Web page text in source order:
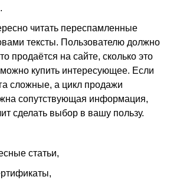
читать переспамленные
тексты. Пользователю должно
продаётся на сайте, сколько это
можно купить интересующее. Если
сложные, а цикл продажи
сопутствующая информация,
сделать выбор в вашу пользу.
статьи,